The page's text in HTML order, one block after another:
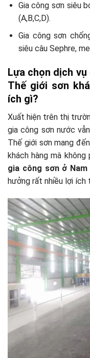
Gia công sơn siêu
(A,B,C,D).
Gia công sơn
siêu câu Sephre,
Lựa chọn dịch
Thế giới sơn
ích gì?
Xuất hiện trên thị
gia công sơn nước
Thế giới sơn mang
khách hàng mà
gia công sơn ở
hưởng rất nhiều lợi ích